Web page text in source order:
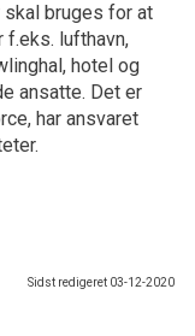
skal bruges for at
f.eks. lufthavn,
hotel og
ansatte. Det er
har ansvaret
Sidst redigeret 03-12-2020